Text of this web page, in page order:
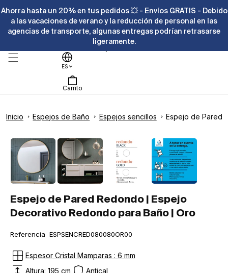
directamente
al contenido
Ahorra hasta un 20% en tus pedidos 💥 - Envíos GRATIS - Debido
a las vacaciones de verano y la reducción de personal en las
agencias de transporte, algunas entregas podrían retrasarse
ligeramente.
ES
Carrito
Inicio Espejos de Baño Espejos sencillos
Espejo de Pared
imagen
está
disponible
en
vista
la
Ir
a la
información
del producto
elemento
multimedia
ventana
Espejo de Pared Redondo | Espejo
Decorativo Redondo para Baño | Oro
SKU:
Referencia ESPSENCRED080080OR00
Espesor Cristal Mamparas : 6 mm
Altura: 195 cm
Antical